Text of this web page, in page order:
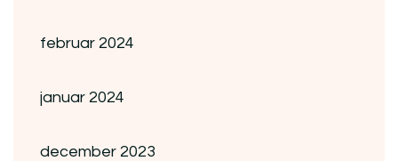
februar 2024
januar 2024
december 2023